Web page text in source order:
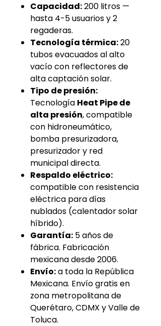
Capacidad:200 litros —
hasta 4-5 usuarios y 2
regaderas.
Tecnología térmica:20
tubos evacuados al alto
vacío con reflectores de
alta captación solar.
Tipo de presión:
Tecnología Heat Pipe de
alta presión, compatible
con hidroneumático,
bomba presurizadora,
presurizador y red
municipal directa.
Respaldo eléctrico:
compatible con resistencia
eléctrica para días
nublados (calentador solar
híbrido).
Garantía: 5 años de
fábrica. Fabricación
mexicana desde 2006.
Envío:a toda la República
Mexicana. Envío gratis en
zona metropolitana de
Querétaro, CDMX y Valle de
Toluca.